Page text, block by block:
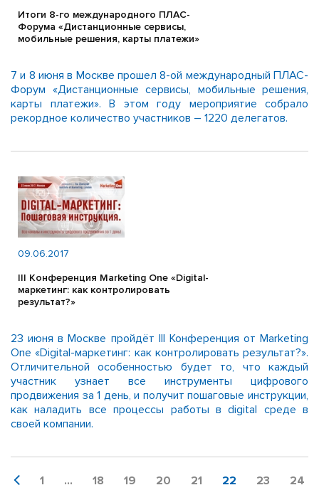
Итоги 8-го международного ПЛАС-
Форума «Дистанционные сервисы,
мобильные решения, карты платежи»
7 и 8 июня в Москве прошел 8-ой международный ПЛАС-
Форум «Дистанционные сервисы, мобильные решения,
карты платежи». В этом году мероприятие собрало
рекордное количество участников – 1220 делегатов.
09.06.2017
III Конференция Marketing One «Digital-
маркетинг: как контролировать
результат?»
23 июня в Москве пройдёт III Конференция от Marketing
One «Digital-маркетинг: как контролировать результат?».
Отличительной особенностью будет то, что каждый
участник узнает все инструменты цифрового
продвижения за 1 день, и получит пошаговые инструкции,
как наладить все процессы работы в digital среде в
своей компании.
1 ... 18 19 20 21 22 23 24